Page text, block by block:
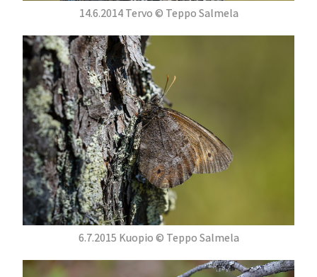
14.6.2014 Tervo © Teppo Salmela
6.7.2015 Kuopio © Teppo Salmela